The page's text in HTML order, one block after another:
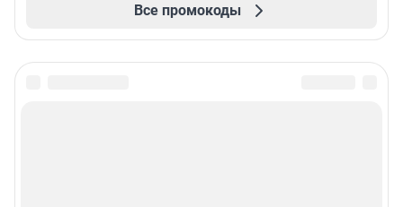
Все промокоды